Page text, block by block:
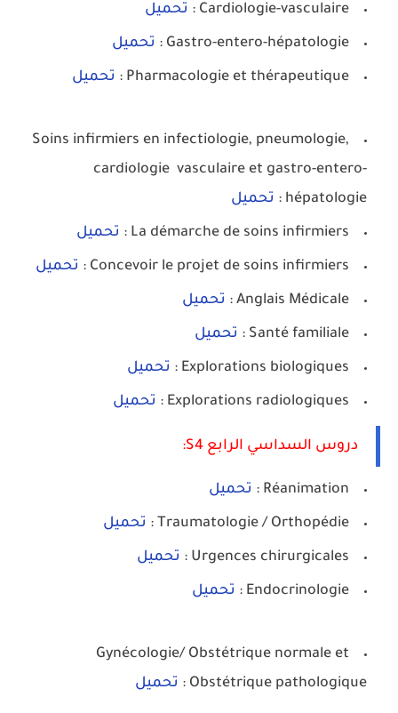
Cardiologie-vasculaire : تحميل
Gastro-entero-hépatologie : تحميل
Pharmacologie et thérapeutique : تحميل
Soins infirmiers en infectiologie, pneumologie,
cardiologie vasculaire et gastro-entero-
hépatologie :
تحميل
La démarche de soins infirmiers : تحميل
Concevoir le projet de soins infirmiers : تحميل
Anglais Médicale : تحميل
Santé familiale : تحميل
Explorations biologiques : تحميل
Explorations radiologiques : تحميل
دروس السداسي الرابع S4:
Réanimation : تحميل
Traumatologie / Orthopédie : تحميل
Urgences chirurgicales : تحميل
Endocrinologie : تحميل
Gynécologie/ Obstétrique normale et
Obstétrique pathologique :
تحميل